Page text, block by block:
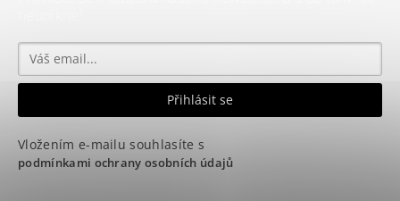
Vložením e-mailu souhlasíte s
podmínkami ochrany osobních údajů